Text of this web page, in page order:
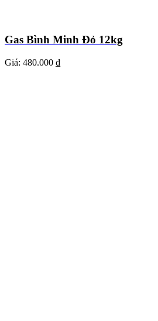
Gas Bình Minh Đỏ 12kg
Giá: 480.000 ₫